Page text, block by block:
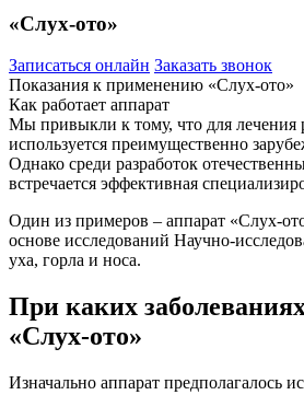
«Слух-ото»
Записаться онлайн Заказать звонок
Показания к применению «Слух-ото»
Как работает аппарат
Мы привыкли к тому, что для лечения
используется преимущественно
Однако среди разработок
встречается эффективная
Один из примеров – аппарат «Слух-
основе исследований Научно-
уха, горла и носа.
При каких
«Слух-ото»
Изначально аппарат предполагалось